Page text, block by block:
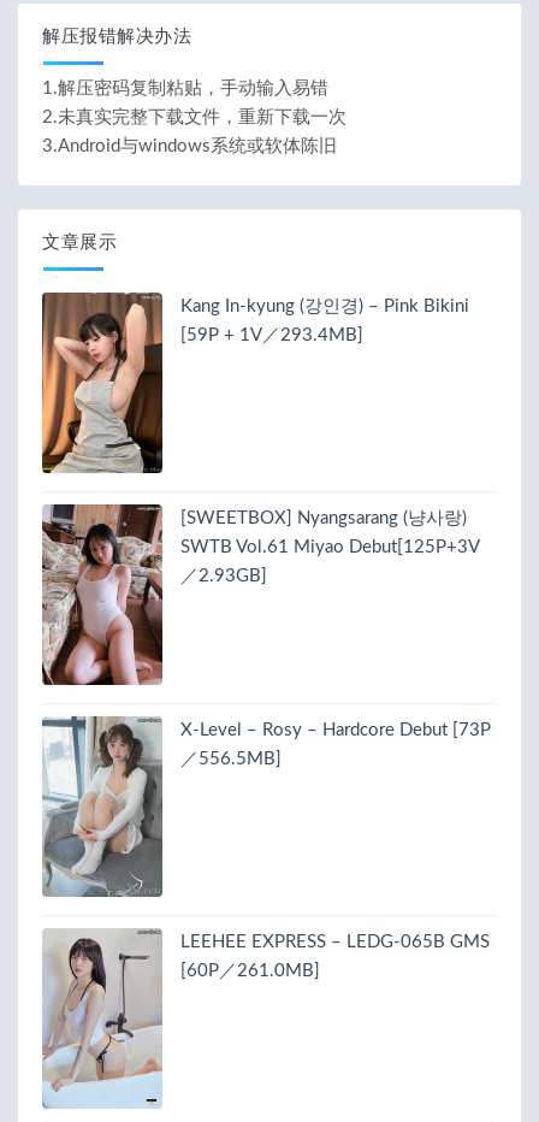
解压报错解决办法
1.解压密码复制粘贴，手动输入易错
2.未真实完整下载文件，重新下载一次
3.Android与windows系统或软体陈旧
文章展示
Kang In-kyung (강인경) – Pink Bikini
[59P + 1V／293.4MB]
[SWEETBOX] Nyangsarang (냥사랑)
SWTB Vol.61 Miyao Debut[125P+3V
／2.93GB]
X-Level – Rosy – Hardcore Debut [73P
／556.5MB]
LEEHEE EXPRESS – LEDG-065B GMS
[60P／261.0MB]